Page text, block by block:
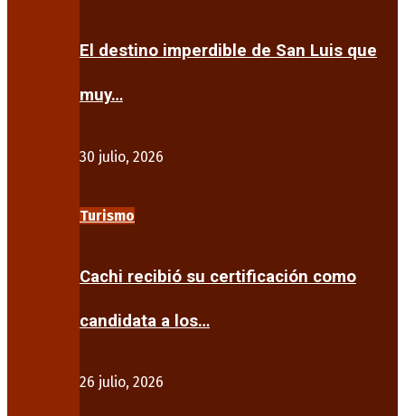
El destino imperdible de San Luis que
muy…
30 julio, 2026
Turismo
Cachi recibió su certificación como
candidata a los…
26 julio, 2026